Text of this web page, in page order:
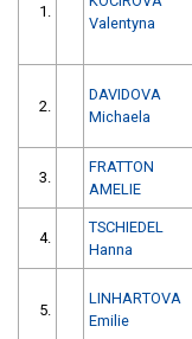
1.
Valentyna
2.
DAVIDOVA
Michaela
3.
FRATTON
AMELIE
4.
TSCHIEDEL
Hanna
5.
LINHARTOVA
Emilie